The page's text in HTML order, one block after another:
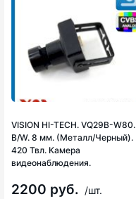
VISION HI-TECH. VQ29B-W80.
B/W. 8 мм. (Металл/Черный).
420 Твл. Камера
видеонаблюдения.
2200 руб. /шт.